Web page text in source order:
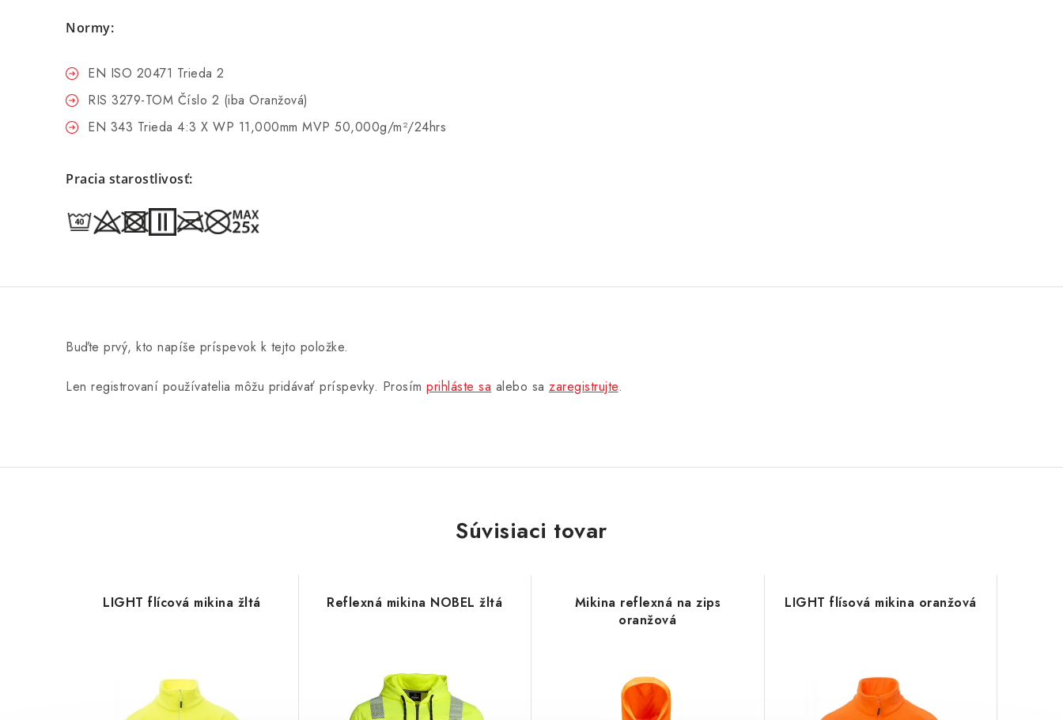
Normy:
EN ISO 20471 Trieda 2
RIS 3279-TOM Číslo 2 (iba Oranžová)
EN 343 Trieda 4:3 X WP 11,000mm MVP 50,000g/m²/24hrs
Pracia starostlivosť:
Buďte prvý, kto napíše príspevok k tejto položke.
Len registrovaní používatelia môžu pridávať príspevky. Prosím prihláste sa alebo sa zaregistrujte.
Súvisiaci tovar
LIGHT flícová mikina žltá Reflexná mikina NOBEL žltá
Mikina reflexná na zips
oranžová
LIGHT flísová mikina oranžová